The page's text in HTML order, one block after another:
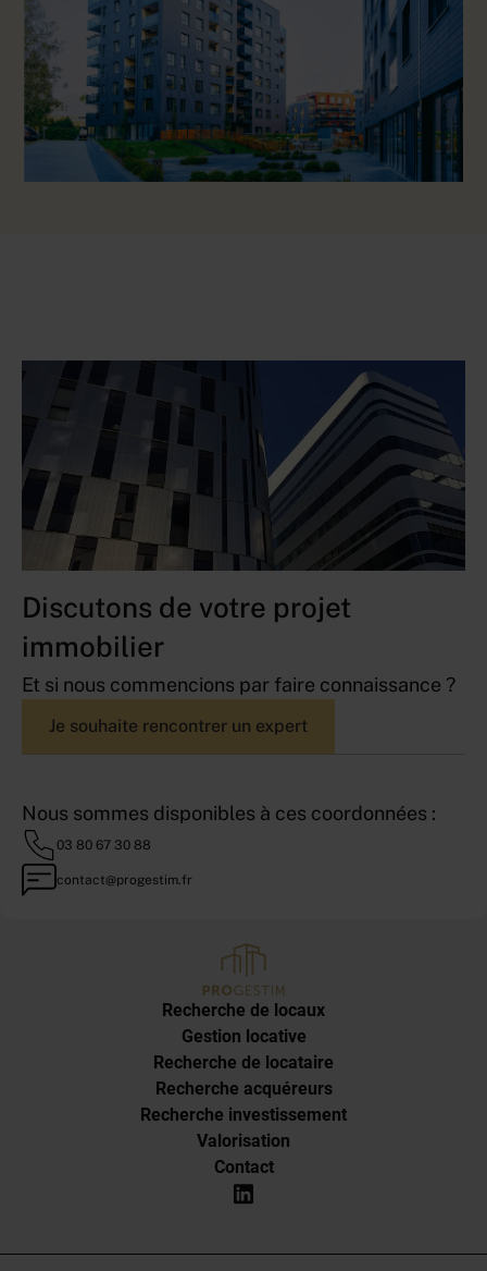
Discutons de votre projet
immobilier
Et si nous commencions par faire connaissance ?
Je souhaite rencontrer un expert
Nous sommes disponibles à ces coordonnées :
03 80 67 30 88
contact@progestim.fr
Recherche de locaux
Gestion locative
Recherche de locataire
Recherche acquéreurs
Recherche investissement
Valorisation
Contact